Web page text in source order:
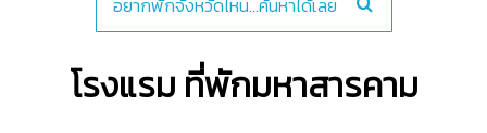
โรงแรม ที่พักมหาสารคาม